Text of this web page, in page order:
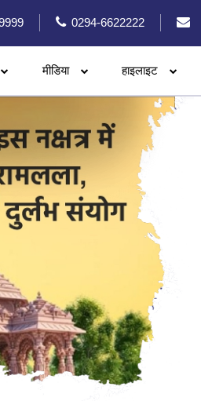
0294-6622222
मीडिया हाइलाइट